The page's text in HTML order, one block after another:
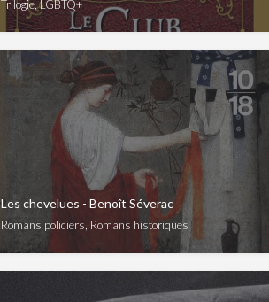
Trilogie, LGBTQ+
Les chevelues - Benoît Séverac
Romans policiers, Romans historiques